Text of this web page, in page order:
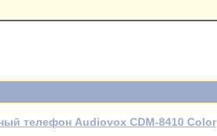
телефон Audiovox CDM-8410 Color